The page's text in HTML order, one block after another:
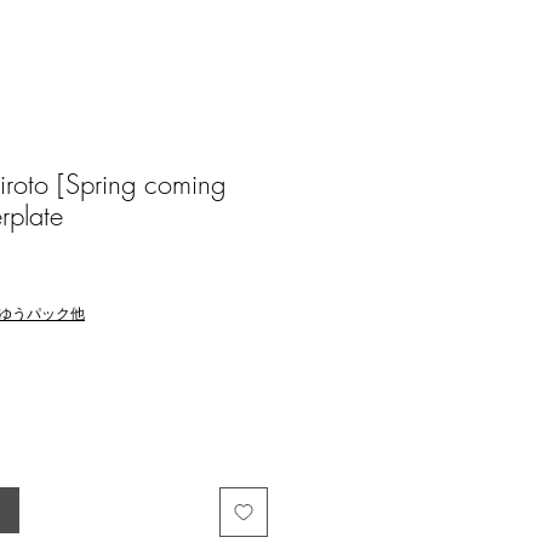
[Spring coming
うパック他